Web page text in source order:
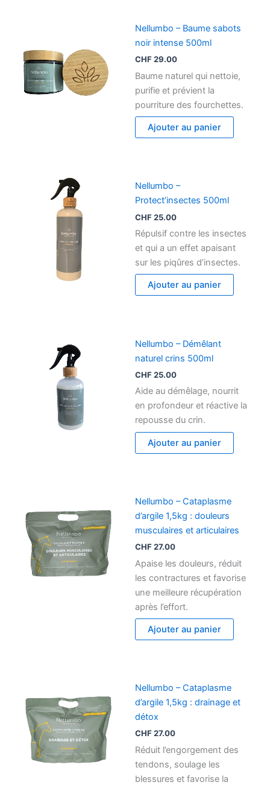
Nellumbo – Baume sabots
noir intense 500ml
CHF29.00
Baume naturel qui nettoie,
purifie et prévient la
pourriture des fourchettes.
Ajouter au panier
Nellumbo –
Protect’insectes 500ml
CHF25.00
Répulsif contre les insectes
et qui a un effet apaisant
sur les piqûres d’insectes.
Ajouter au panier
Nellumbo – Démêlant
naturel crins 500ml
CHF25.00
Aide au démêlage, nourrit
en profondeur et réactive la
repousse du crin.
Ajouter au panier
Nellumbo – Cataplasme
d’argile 1,5kg : douleurs
musculaires et articulaires
CHF27.00
Apaise les douleurs, réduit
les contractures et favorise
une meilleure récupération
après l’effort.
Ajouter au panier
Nellumbo – Cataplasme
d’argile 1,5kg : drainage et
détox
CHF27.00
Réduit l’engorgement des
tendons, soulage les
blessures et favorise la